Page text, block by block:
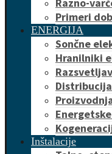
Primeri
ENERGIJA
Sončne
Hranilniki
Inštalacije